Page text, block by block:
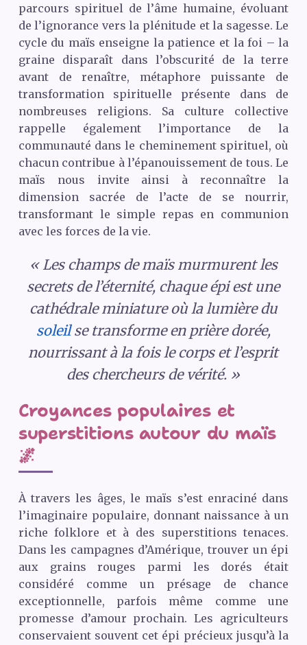
parcours spirituel de l’âme humaine, évoluant
de l’ignorance vers la plénitude et la sagesse. Le
cycle du maïs enseigne la patience et la foi – la
graine disparaît dans l’obscurité de la terre
avant de renaître, métaphore puissante de
transformation spirituelle présente dans de
nombreuses religions. Sa culture collective
rappelle également l’importance de la
communauté dans le cheminement spirituel, où
chacun contribue à l’épanouissement de tous. Le
maïs nous invite ainsi à reconnaître la
dimension sacrée de l’acte de se nourrir,
transformant le simple repas en communion
avec les forces de la vie.
« Les champs de maïs murmurent les
secrets de l’éternité, chaque épi est une
cathédrale miniature où la lumière du
soleilse transforme en prière dorée,
nourrissant à la fois le corps et l’esprit
des chercheurs de vérité. »
Croyances populaires et
superstitions autour du maïs
🌌
À travers les âges, le maïs s’est enraciné dans
l’imaginaire populaire, donnant naissance à un
riche folklore et à des superstitions tenaces.
Dans les campagnes d’Amérique, trouver un épi
aux grains rouges parmi les dorés était
considéré comme un présage de chance
exceptionnelle, parfois même comme une
promesse d’amour prochain. Les agriculteurs
conservaient souvent cet épi précieux jusqu’à la